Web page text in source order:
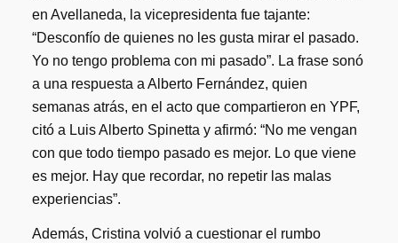
en Avellaneda, la vicepresidenta fue tajante:
“Desconfío de quienes no les gusta mirar el pasado.
Yo no tengo problema con mi pasado”. La frase sonó
a una respuesta a Alberto Fernández, quien
semanas atrás, en el acto que compartieron en YPF,
citó a Luis Alberto Spinetta y afirmó: “No me vengan
con que todo tiempo pasado es mejor. Lo que viene
es mejor. Hay que recordar, no repetir las malas
experiencias”.
Además, Cristina volvió a cuestionar el rumbo